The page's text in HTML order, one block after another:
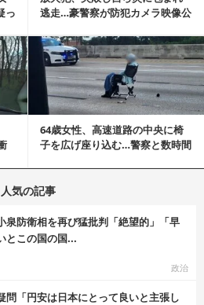
っ
逃走…豪警察が防犯カメラ映像公
64歳女性、高速道路の中央に椅
子を広げ座り込む…警察と数時間
読む
人気の記事
泉防衛相を再び猛批判「絶望的」「早
とこの国の国...
政治
問「円安は日本にとって良いと主張し